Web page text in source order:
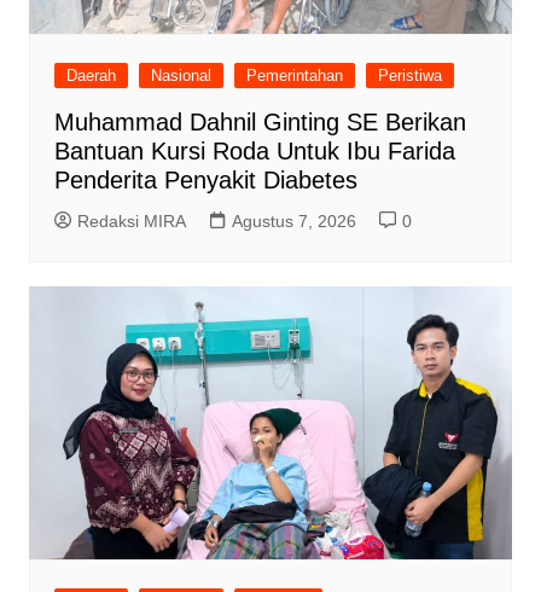
Daerah Nasional Pemerintahan Peristiwa
Muhammad Dahnil Ginting SE Berikan
Bantuan Kursi Roda Untuk Ibu Farida
Penderita Penyakit Diabetes
Redaksi MIRA Agustus 7, 2026 0